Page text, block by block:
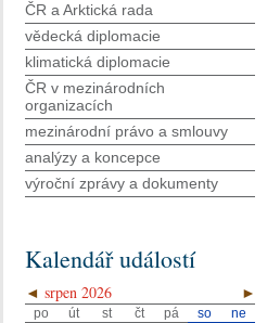
ČR a Arktická rada
vědecká diplomacie
klimatická diplomacie
ČR v mezinárodních
organizacích
mezinárodní právo a smlouvy
analýzy a koncepce
výroční zprávy a dokumenty
Kalendář událostí
◄ ►
srpen 2026
po út st čt pá so
ne